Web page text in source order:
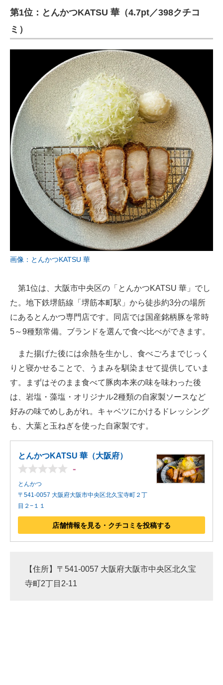
第1位：とんかつKATSU 華（4.7pt／398クチコ
ミ）
画像：とんかつKATSU 華
第1位は、大阪市中央区の「とんかつKATSU 華」でし
た。地下鉄堺筋線「堺筋本町駅」から徒歩約3分の場所
にあるとんかつ専門店です。同店では国産銘柄豚を常時
5～9種類常備。ブランドを選んで食べ比べができます。
また揚げた後には余熱を生かし、食べごろまでじっく
りと寝かせることで、うまみを馴染ませて提供していま
す。まずはそのまま食べて豚肉本来の味を味わった後
は、岩塩・藻塩・オリジナル2種類の自家製ソースなど
好みの味でめしあがれ。キャベツにかけるドレッシング
も、大葉と玉ねぎを使った自家製です。
とんかつKATSU 華（大阪府）
-
とんかつ
〒541-0057 大阪府大阪市中央区北久宝寺町２丁
目２−１１
店舗情報を見る・クチコミを投稿する
【住所】〒541-0057 大阪府大阪市中央区北久宝
寺町2丁目2-11